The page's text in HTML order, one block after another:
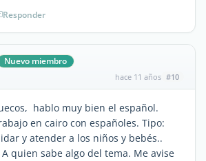
Responder
Nuevo miembro
hace 11 años #10
hablo muy bien el español.
en cairo con españoles. Tipo:
y atender a los niños y bebés..
quien sabe algo del tema. Me avise